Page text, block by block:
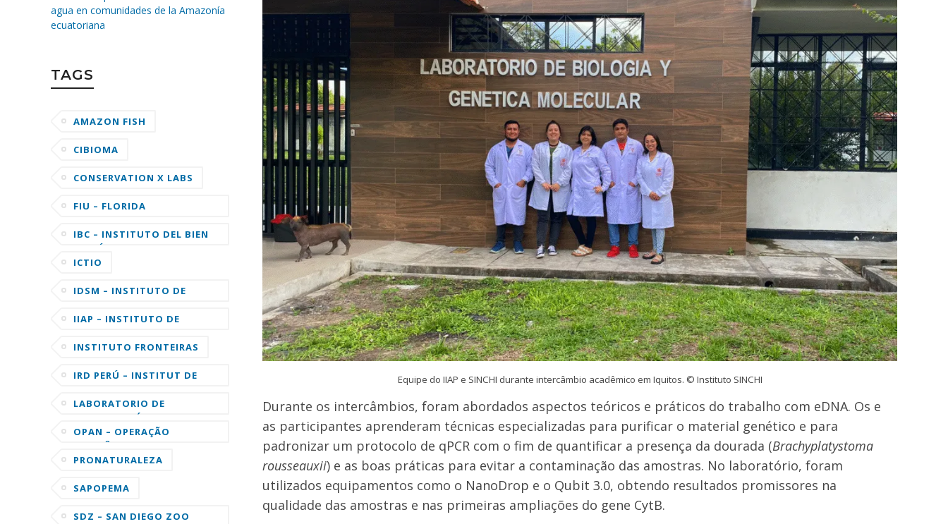
Equipe do IIAP e SINCHI durante intercâmbio acadêmico em Iquitos. © Instituto SINCHI
Durante os intercâmbios, foram abordados aspectos teóricos e práticos do trabalho com eDNA. Os e
as participantes aprenderam técnicas especializadas para purificar o material genético e para
padronizar um protocolo de qPCR com o fim de quantificar a presença da dourada (Brachyplatystoma
rousseauxii) e as boas práticas para evitar a contaminação das amostras. No laboratório, foram
utilizados equipamentos como o NanoDrop e o Qubit 3.0, obtendo resultados promissores na
qualidade das amostras e nas primeiras ampliações do gene CytB.
agua en comunidades de la Amazonía
ecuatoriana
TAGS
AMAZON FISH
CIBIOMA
CONSERVATION X LABS
FIU – FLORIDA
UNIVERSITY
IBC – INSTITUTO DEL BIEN
COMÚN
ICTIO
IDSM – INSTITUTO DE
SUSTENTÁVEL MAMIRAUÁ
IIAP – INSTITUTO DE
AMAZONIA PERUANA
INSTITUTO FRONTEIRAS
IRD PERÚ – INSTITUT DE
DÉVELOPPEMENT
LABORATORIO DE
ORNITOLOGÍA DE LA
UNIVERSIDAD DE CORNELL
OPAN – OPERAÇÃO
AMAZÔNIA NATIVA
PRONATURALEZA
SAPOPEMA
SDZ – SAN DIEGO ZOO